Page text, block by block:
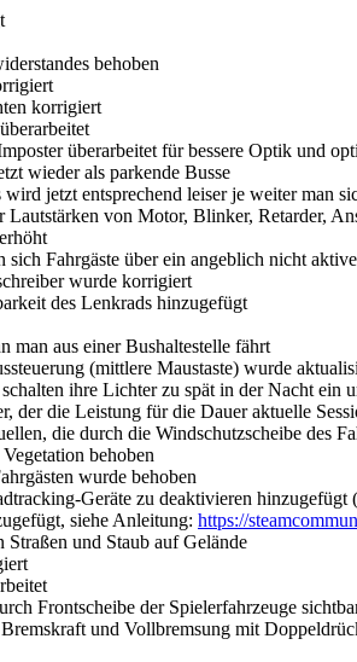
behoben
korrigiert
überarbeitet für bessere Optik und
wieder als parkende Busse
jetzt entsprechend leiser je weiter man
von Motor, Blinker, Retarder,
sich Fahrgäste über ein angeblich nicht
wurde korrigiert
des Lenkrads hinzugefügt
man aus einer Bushaltestelle fährt
(mittlere Maustaste) wurde
ihre Lichter zu spät in der Nacht ein
der die Leistung für die Dauer aktuelle
die durch die Windschutzscheibe des
behoben
wurde behoben
Geräte zu deaktivieren
siehe Anleitung: https://
Straßen und Staub auf Gelände
Frontscheibe der Spielerfahrzeuge
und Vollbremsung mit